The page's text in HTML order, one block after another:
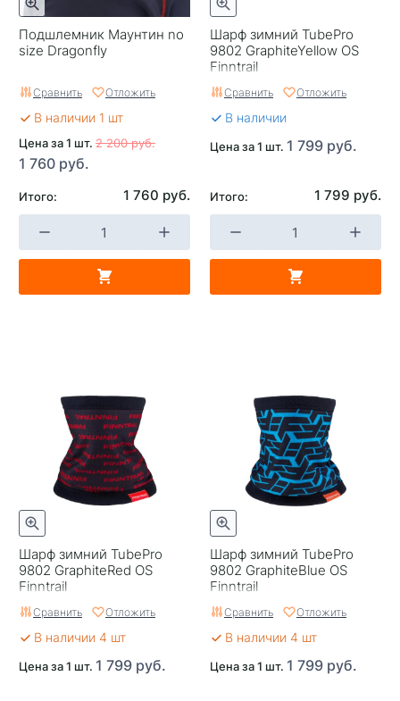
Подшлемник Маунтин no
size Dragonfly
Сравнить Отложить
В наличии 1 шт
Цена за 1 шт. 2 200 руб.
1 760 руб.
Итого: 1 760 руб.
Шарф зимний TubePro
9802 GraphiteYellow OS
Finntrail
Сравнить Отложить
В наличии
Цена за 1 шт. 1 799 руб.
Итого: 1 799 руб.
Шарф зимний TubePro
9802 GraphiteRed OS
Finntrail
Сравнить Отложить
В наличии 4 шт
Цена за 1 шт. 1 799 руб.
Шарф зимний TubePro
9802 GraphiteBlue OS
Finntrail
Сравнить Отложить
В наличии 4 шт
Цена за 1 шт. 1 799 руб.